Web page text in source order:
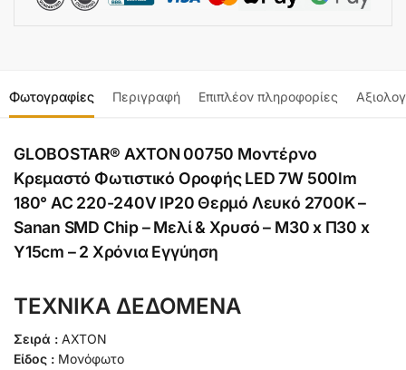
Φωτογραφίες Περιγραφή Επιπλέον πληροφορίες
GLOBOSTAR® ΑΧΤΟΝ 00750 Μοντέρνο
Κρεμαστό Φωτιστικό Οροφής LED 7W 500lm
180° AC 220-240V IP20 Θερμό Λευκό 2700K –
Sanan SMD Chip – Μελί & Χρυσό – Μ30 x Π30 x
Υ15cm – 2 Χρόνια Εγγύηση
ΤΕΧΝΙΚΑ ΔΕΔΟΜΕΝΑ
Σειρά : ΑΧΤΟΝ
Είδος : Μονόφωτο